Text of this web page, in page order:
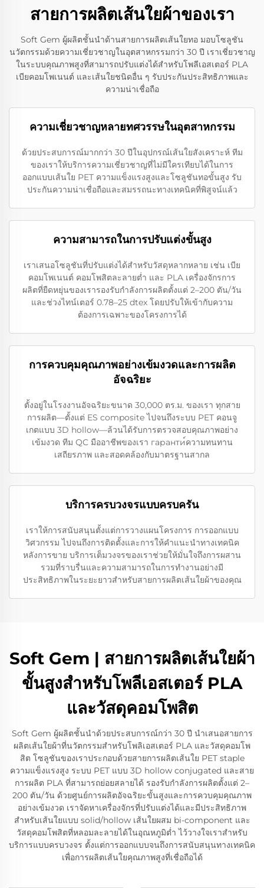
สายการผลิตเส้นใยผ้าของเรา
Soft Gem ผู้ผลิตชั้นนำด้านสายการผลิตเส้นใยทอ มอบโซลูชัน
นวัตกรรมด้วยความเชี่ยวชาญในอุตสาหกรรมกว่า 30 ปี เราเชี่ยวชาญ
ในระบบคุณภาพสูงที่สามารถปรับแต่งได้สำหรับโพลีเอสเตอร์ PLA
เบียคอมโพเนนต์ และเส้นใยชนิดอื่น ๆ รับประกันประสิทธิภาพและ
ความน่าเชื่อถือ
ความเชี่ยวชาญหลายทศวรรษในอุตสาหกรรม
ด้วยประสบการณ์มากกว่า 30 ปีในอุปกรณ์เส้นใยสังเคราะห์ ทีม
ของเราให้บริการความเชี่ยวชาญที่ไม่มีใครเทียบได้ในการ
ออกแบบเส้นใย PET ความแข็งแรงสูงและโซลูชันทอขั้นสูง รับ
ประกันความน่าเชื่อถือและสมรรถนะทางเทคนิคที่พิสูจน์แล้ว
ความสามารถในการปรับแต่งขั้นสูง
เราเสนอโซลูชันที่ปรับแต่งได้สำหรับวัสดุหลากหลาย เช่น เบีย
คอมโพเนนต์ คอมโพสิตละลายต่ำ และ PLA เครื่องจักรการ
ผลิตที่ยืดหยุ่นของเรารองรับกำลังการผลิตตั้งแต่ 2–200 ตัน/วัน
และช่วงไทน์เตอร์ 0.78–25 dtex โดยปรับให้เข้ากับความ
ต้องการเฉพาะของโครงการได้
การควบคุมคุณภาพอย่างเข้มงวดและการผลิต
อัจฉริยะ
ตั้งอยู่ในโรงงานอัจฉริยะขนาด 30,000 ตร.ม. ของเรา ทุกสาย
การผลิต—ตั้งแต่ ES composite ไปจนถึงระบบ PET คอนจู
เกตแบบ 3D hollow—ล้วนได้รับการตรวจสอบคุณภาพอย่าง
เข้มงวด ทีม QC มืออาชีพของเรา гаранти์ความทนทาน
เสถียรภาพ และสอดคล้องกับมาตรฐานสากล
บริการครบวงจรแบบครบครัน
เราให้การสนับสนุนตั้งแต่การวางแผนโครงการ การออกแบบ
วิศวกรรม ไปจนถึงการติดตั้งและการให้คำแนะนำทางเทคนิค
หลังการขาย บริการเต็มวงจรของเราช่วยให้มั่นใจถึงการผสาน
รวมที่ราบรื่นและความสามารถในการทำงานอย่างมี
ประสิทธิภาพในระยะยาวสำหรับสายการผลิตเส้นใยผ้าของคุณ
Soft Gem | สายการผลิตเส้นใยผ้า
ขั้นสูงสำหรับโพลีเอสเตอร์ PLA
และวัสดุคอมโพสิต
Soft Gem ผู้ผลิตชั้นนำด้วยประสบการณ์กว่า 30 ปี นำเสนอสายการ
ผลิตเส้นใยผ้าที่นวัตกรรมสำหรับโพลิเอสเตอร์ PLA และวัสดุคอมโพ
สิต โซลูชันของเราประกอบด้วยสายการผลิตเส้นใย PET staple
ความแข็งแรงสูง ระบบ PET แบบ 3D hollow conjugated และสาย
การผลิต PLA ที่สามารถย่อยสลายได้ รองรับกำลังการผลิตตั้งแต่ 2–
200 ตัน/วัน ด้วยศูนย์การผลิตอัจฉริยะขั้นสูงและการควบคุมคุณภาพ
อย่างเข้มงวด เราจัดหาเครื่องจักรที่ปรับแต่งได้และมีประสิทธิภาพ
สำหรับเส้นใยแบบ solid/hollow เส้นใยผสม bi-component และ
วัสดุคอมโพสิตที่หลอมละลายได้ในอุณหภูมิต่ำ ไว้วางใจเราสำหรับ
บริการแบบครบวงจร ตั้งแต่การออกแบบจนถึงการสนับสนุนทางเทคนิค
เพื่อการผลิตเส้นใยคุณภาพสูงที่เชื่อถือได้